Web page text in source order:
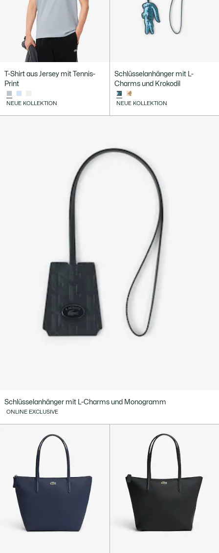
T-Shirt aus Jersey mit Tennis-
Print
NEUE KOLLEKTION
Schlüsselanhänger mit L-
Charms und Krokodil
NEUE KOLLEKTION
Schlüsselanhänger mit L-Charms und Monogramm
ONLINE EXCLUSIVE